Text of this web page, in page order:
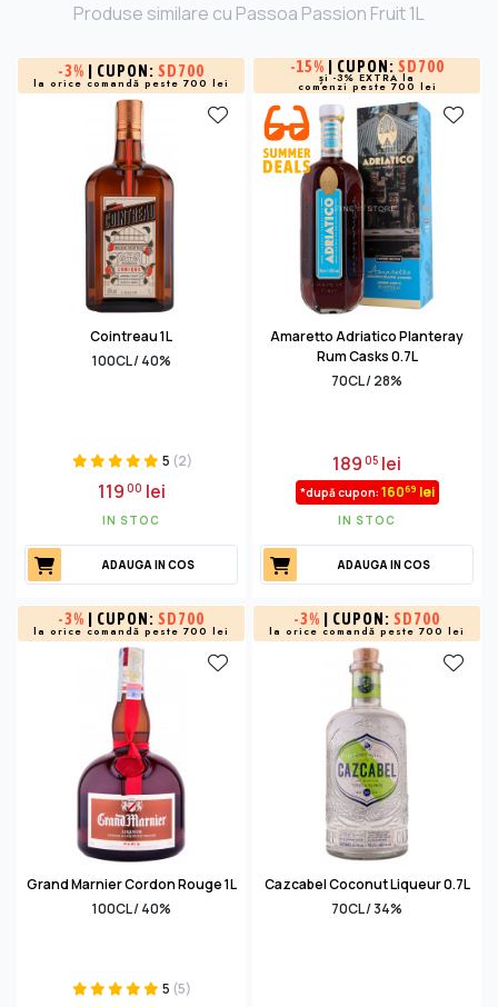
Produse similare cu Passoa Passion Fruit 1L
-3% | CUPON: SD700
la orice comandă peste 700 lei
Cointreau 1L
100CL / 40%
5 (2)
11900 lei
IN STOC
ADAUGA IN COS
-15% | CUPON: SD700
și -3% EXTRA la
comenzi peste 700 lei
Amaretto Adriatico Planteray
Rum Casks 0.7L
70CL / 28%
18905 lei
*după cupon: 16069 lei
IN STOC
ADAUGA IN COS
-3% | CUPON: SD700
la orice comandă peste 700 lei
Grand Marnier Cordon Rouge 1L
100CL / 40%
5 (5)
-3% | CUPON: SD700
la orice comandă peste 700 lei
Cazcabel Coconut Liqueur 0.7L
70CL / 34%